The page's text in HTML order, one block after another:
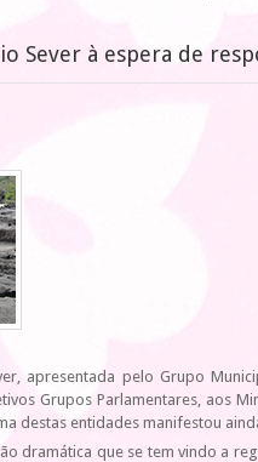
Sever à espera de
apresentada pelo Grupo
Grupos Parlamentares, aos
destas entidades manifestou
dramática que se tem vindo a